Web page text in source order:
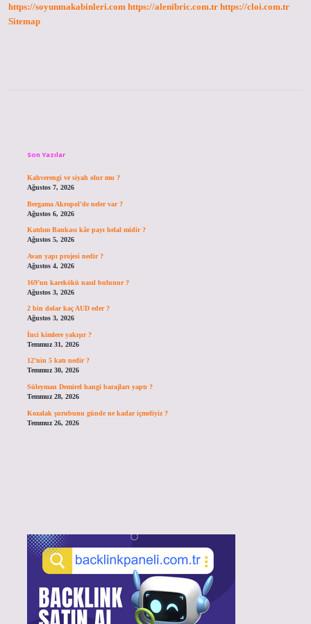
https://soyunmakabinleri.com https://alenibric.com.tr https://cloi.com.tr
Sitemap
Son Yazılar
Kahverengi ve siyah olur mu ?
Ağustos 7, 2026
Bergama Akropol’de neler var ?
Ağustos 6, 2026
Katılım Bankası kâr payı helal midir ?
Ağustos 5, 2026
Avan yapı projesi nedir ?
Ağustos 4, 2026
169’un karekökü nasıl bulunur ?
Ağustos 3, 2026
2 bin dolar kaç AUD eder ?
Ağustos 3, 2026
İnci kimlere yakışır ?
Temmuz 31, 2026
12’nin 5 katı nedir ?
Temmuz 30, 2026
Süleyman Demirel hangi barajları yaptı ?
Temmuz 28, 2026
Kozalak şurubunu günde ne kadar içmeliyiz ?
Temmuz 26, 2026